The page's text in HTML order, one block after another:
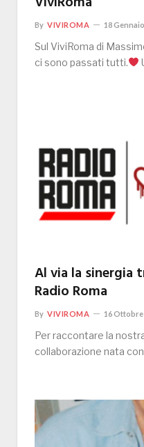
By VIVIROMA 18
Sul ViviRoma di
ci sono passati tutti.
Al via la sinergia
Radio Roma
By VIVIROMA 16 Ottobre
Per raccontare la
collaborazione nata